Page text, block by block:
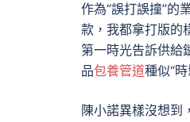
作為“誤打誤撞”的
款，我都拿打版的
第一時光告訴供給
品包養管道種似“
陳小諾異樣沒想到